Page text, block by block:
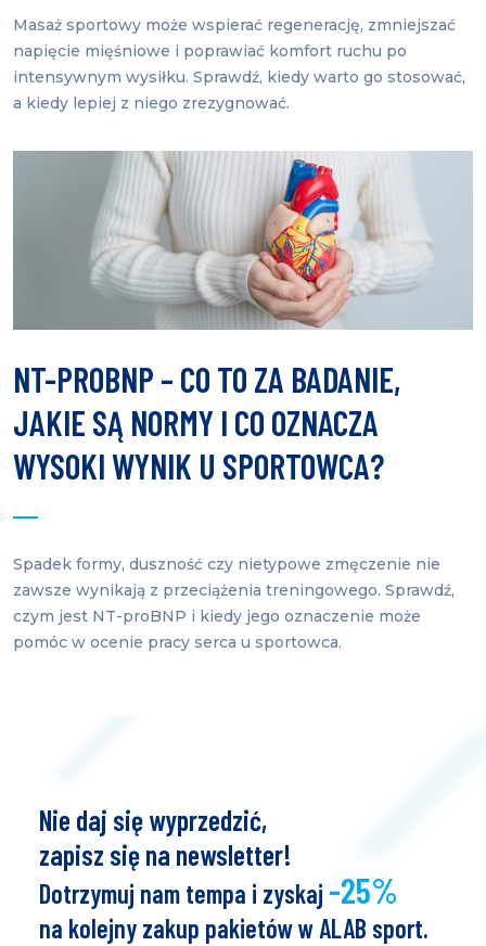
Masaż sportowy może wspierać regenerację, zmniejszać
napięcie mięśniowe i poprawiać komfort ruchu po
intensywnym wysiłku. Sprawdź, kiedy warto go stosować,
a kiedy lepiej z niego zrezygnować.
NT-PROBNP – CO TO ZA BADANIE,
JAKIE SĄ NORMY I CO OZNACZA
WYSOKI WYNIK U SPORTOWCA?
Spadek formy, duszność czy nietypowe zmęczenie nie
zawsze wynikają z przeciążenia treningowego. Sprawdź,
czym jest NT-proBNP i kiedy jego oznaczenie może
pomóc w ocenie pracy serca u sportowca.
Nie daj się wyprzedzić,
zapisz się na newsletter!
Dotrzymuj nam tempa i zyskaj -25%
na kolejny zakup pakietów w ALAB sport.